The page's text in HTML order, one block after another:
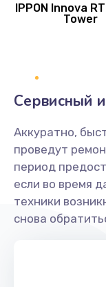
IPPON Innova
Tower
Сервисный
Аккуратно,
проведут
период
если во время
техники
снова